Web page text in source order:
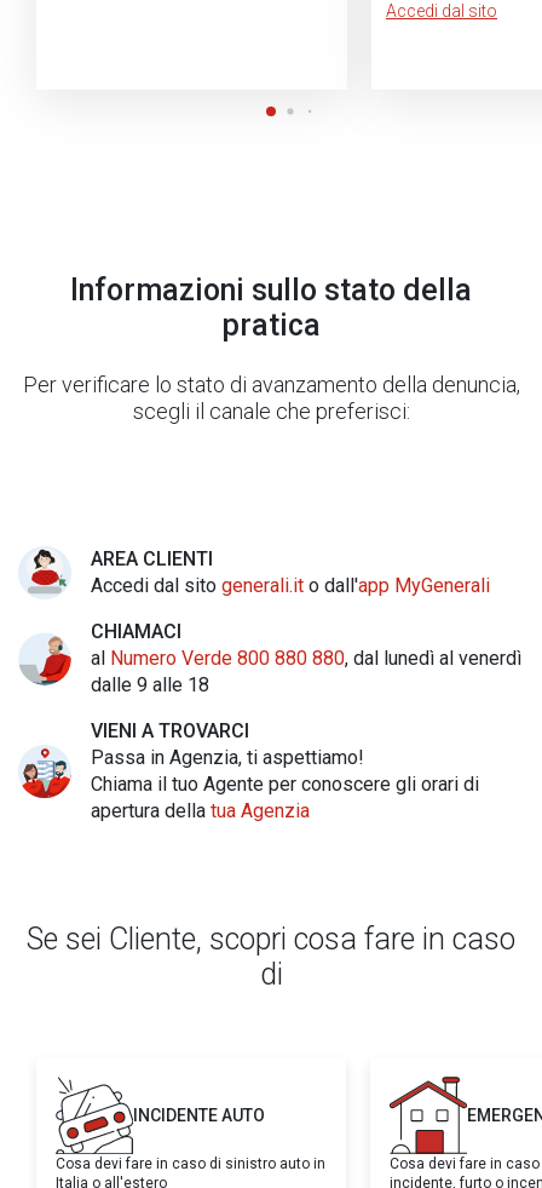
Accedi dal sito
Informazioni sullo stato della
pratica
Per verificare lo stato di avanzamento della denuncia,
scegli il canale che preferisci:
AREA CLIENTI
Accedi dal sito generali.it o dall'app MyGenerali
CHIAMACI
al Numero Verde 800 880 880, dal lunedì al venerdì
dalle 9 alle 18
VIENI A TROVARCI
Passa in Agenzia, ti aspettiamo!
Chiama il tuo Agente per conoscere gli orari di
apertura della tua Agenzia
Se sei Cliente, scopri cosa fare in caso
di
INCIDENTE AUTO
Cosa devi fare in caso di sinistro auto in
Italia o all'estero
Cosa devi fare in
incidente, furto o